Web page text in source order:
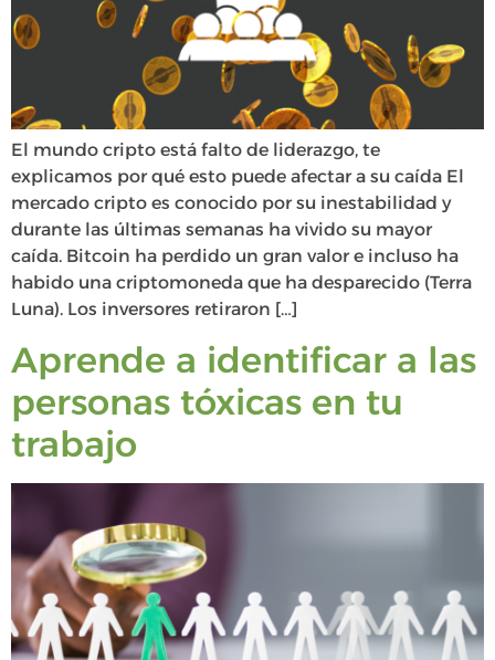
El mundo cripto está falto de liderazgo, te
explicamos por qué esto puede afectar a su caída El
mercado cripto es conocido por su inestabilidad y
durante las últimas semanas ha vivido su mayor
caída. Bitcoin ha perdido un gran valor e incluso ha
habido una criptomoneda que ha desparecido (Terra
Luna). Los inversores retiraron […]
Aprende a identificar a las
personas tóxicas en tu
trabajo